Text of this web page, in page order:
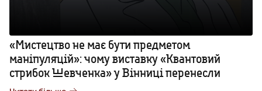
«Мистецтво не має бути предметом
маніпуляцій»: чому виставку «Квантовий
стрибок Шевченка» у Вінниці перенесли